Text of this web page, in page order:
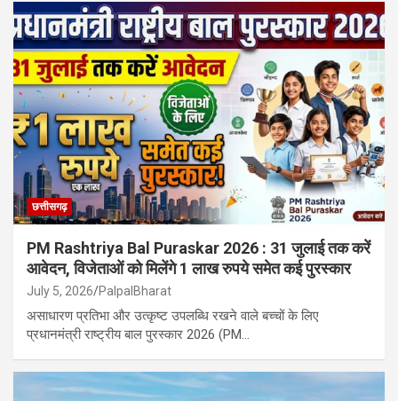
छत्तीसगढ़
PM Rashtriya Bal Puraskar 2026 : 31 जुलाई तक करें
आवेदन, विजेताओं को मिलेंगे 1 लाख रुपये समेत कई पुरस्कार
July 5, 2026 PalpalBharat
असाधारण प्रतिभा और उत्कृष्ट उपलब्धि रखने वाले बच्चों के लिए
प्रधानमंत्री राष्ट्रीय बाल पुरस्कार 2026 (PM…